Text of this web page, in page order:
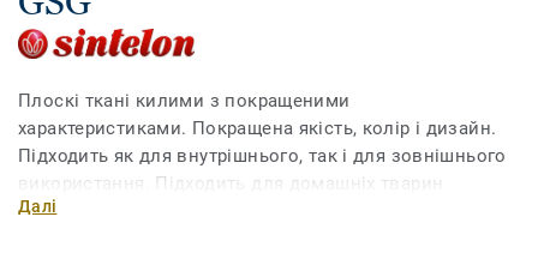
Плоскі ткані килими з покращеними
характеристиками. Покращена якість, колір і дизайн.
Підходить як для внутрішнього, так і для зовнішнього
використання. Підходить для домашніх тварин
завдяки дуже міцній структурі та простоті догляду.
Далі